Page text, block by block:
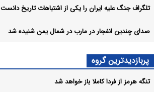
تلگراف جنگ علیه ایران را یکی از اشتباهات تاریخ دانست
صدای چندین انفجار در مارب در شمال یمن شنیده شد
پربازدیدترین گروه
تنگه هرمز از فردا کاملا باز خواهد شد